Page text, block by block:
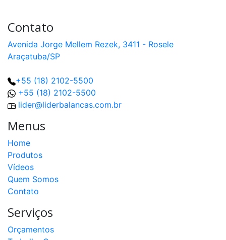
Contato
Avenida Jorge Mellem Rezek, 3411 - Rosele
Araçatuba/SP
+55 (18) 2102-5500
+55 (18) 2102-5500
lider@liderbalancas.com.br
Menus
Home
Produtos
Vídeos
Quem Somos
Contato
Serviços
Orçamentos